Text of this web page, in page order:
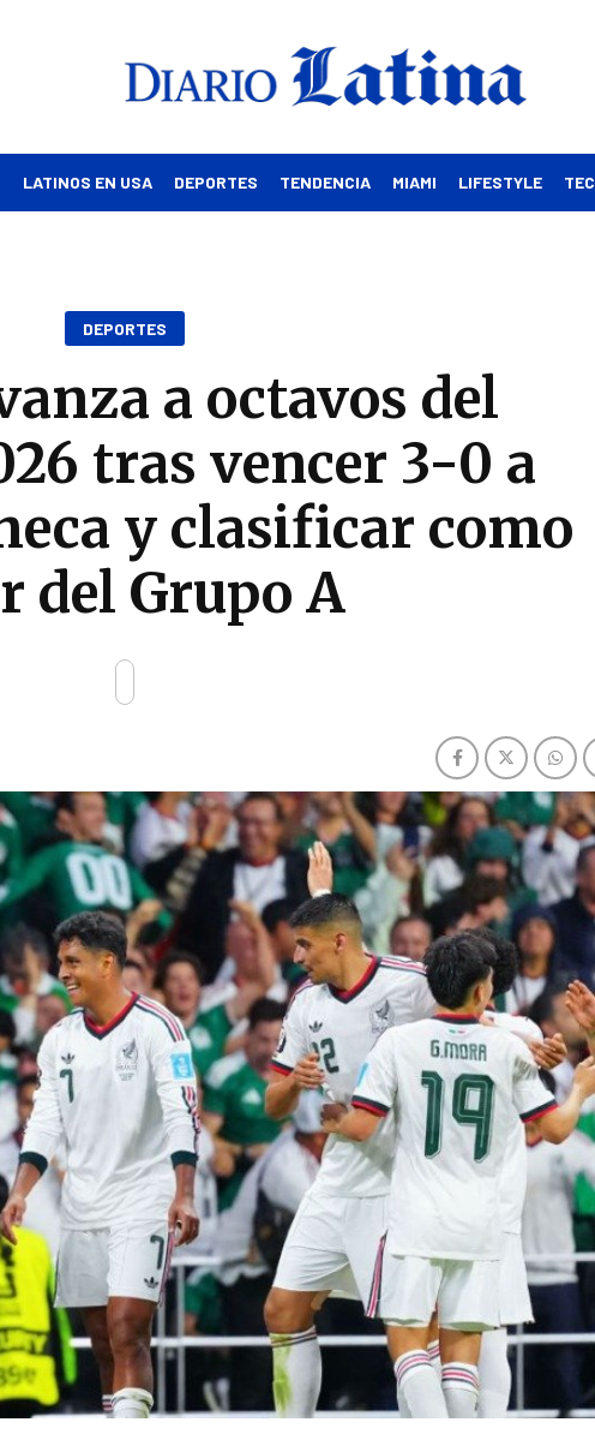
LATINOS EN USA DEPORTES TENDENCIA MIAMI LIFESTYLE
DEPORTES
a octavos del
tras vencer 3-0 a
y clasificar como
del Grupo A